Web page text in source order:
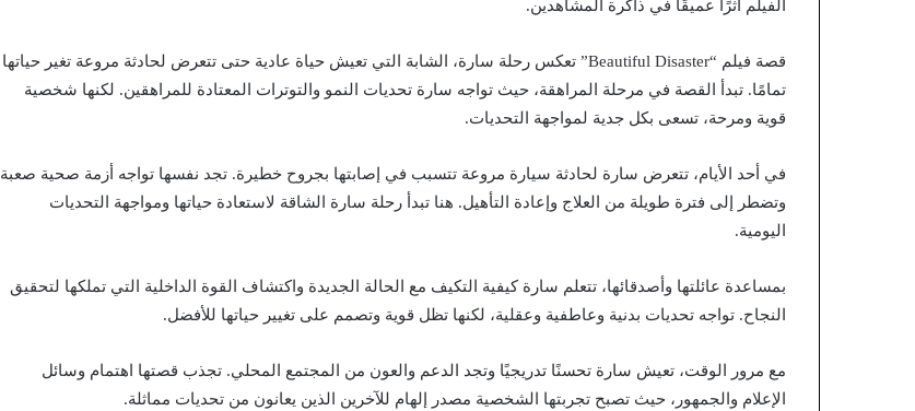
الفيلم أثرًا عميقًا في ذاكرة المشاهدين.
قصة فيلم “Beautiful Disaster” تعكس رحلة سارة، الشابة التي تعيش حياة عادية حتى تتعرض لحادثة مروعة تغير حياتها
تمامًا. تبدأ القصة في مرحلة المراهقة، حيث تواجه سارة تحديات النمو والتوترات المعتادة للمراهقين. لكنها شخصية
قوية ومرحة، تسعى بكل جدية لمواجهة التحديات.
في أحد الأيام، تتعرض سارة لحادثة سيارة مروعة تتسبب في إصابتها بجروح خطيرة. تجد نفسها تواجه أزمة صحية صعبة
وتضطر إلى فترة طويلة من العلاج وإعادة التأهيل. هنا تبدأ رحلة سارة الشاقة لاستعادة حياتها ومواجهة التحديات
اليومية.
بمساعدة عائلتها وأصدقائها، تتعلم سارة كيفية التكيف مع الحالة الجديدة واكتشاف القوة الداخلية التي تملكها لتحقيق
النجاح. تواجه تحديات بدنية وعاطفية وعقلية، لكنها تظل قوية وتصمم على تغيير حياتها للأفضل.
مع مرور الوقت، تعيش سارة تحسنًا تدريجيًا وتجد الدعم والعون من المجتمع المحلي. تجذب قصتها اهتمام وسائل
الإعلام والجمهور، حيث تصبح تجربتها الشخصية مصدر إلهام للآخرين الذين يعانون من تحديات مماثلة.